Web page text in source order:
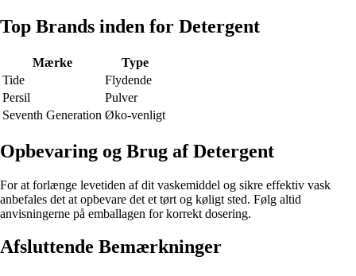
Top Brands inden for Detergent
Mærke
Type
Tide
Flydende
Persil
Pulver
Seventh Generation Øko-venligt
Opbevaring og Brug af Detergent
For at forlænge levetiden af dit vaskemiddel og sikre effektiv vask
anbefales det at opbevare det et tørt og køligt sted. Følg altid
anvisningerne på emballagen for korrekt dosering.
Afsluttende Bemærkninger